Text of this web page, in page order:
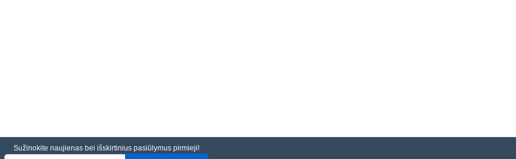
Sužinokite naujienas bei išskirtinius pasiūlymus pirmieji!